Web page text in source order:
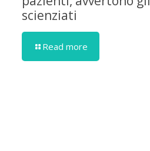
scienziati
Read more